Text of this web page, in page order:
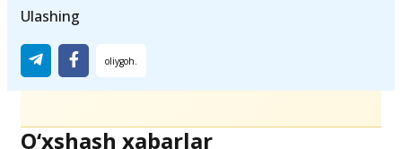
Ulashing
O‘xshash xabarlar